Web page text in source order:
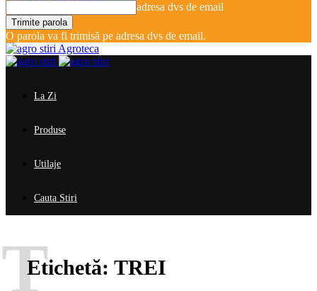
adresa dvs de email
O parola va fi trimisă pe adresa dvs de email.
Agroteca
La Zi
Produse
Utilaje
Cauta Stiri
Etichetă: TREI
T